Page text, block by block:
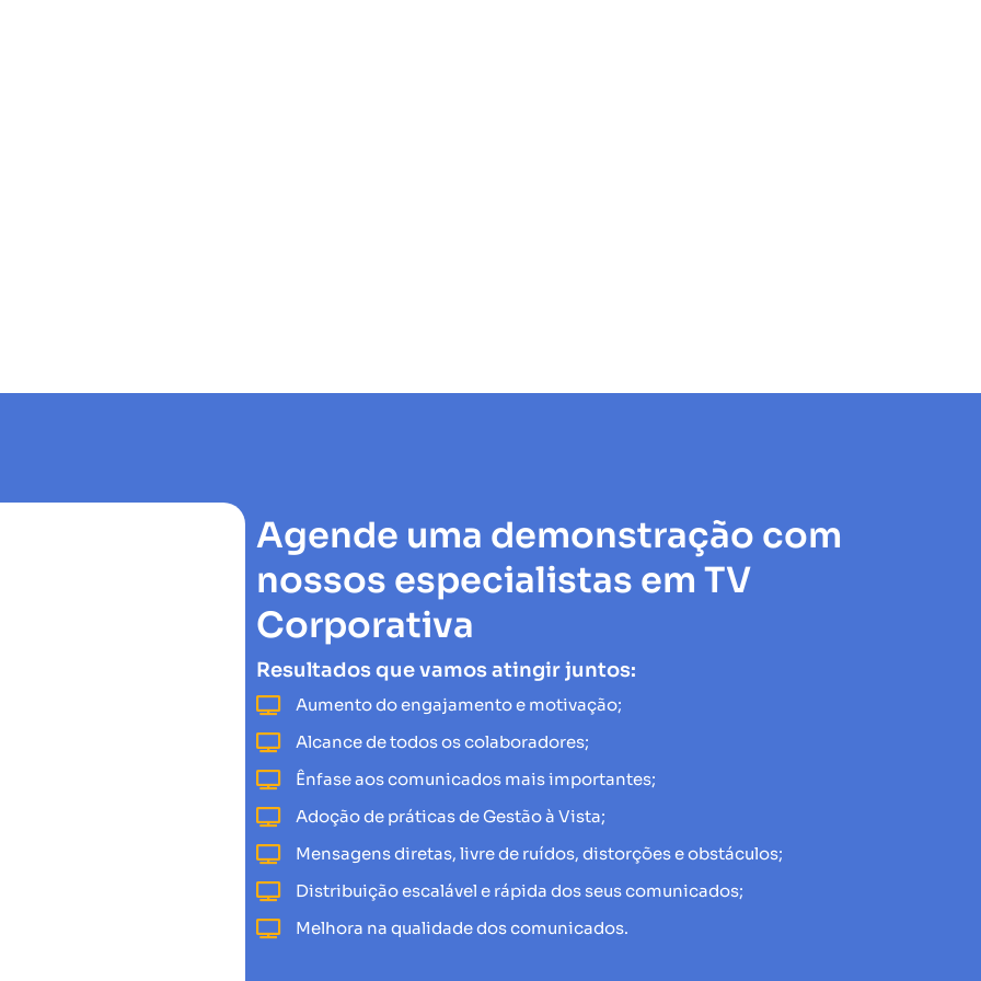
Agende uma demonstração com
nossos especialistas em TV
Corporativa
Resultados que vamos atingir juntos:
Aumento do engajamento e motivação;
Alcance de todos os colaboradores;
Ênfase aos comunicados mais importantes;
Adoção de práticas de Gestão à Vista;
Mensagens diretas, livre de ruídos, distorções e obstáculos;
Distribuição escalável e rápida dos seus comunicados;
Melhora na qualidade dos comunicados.